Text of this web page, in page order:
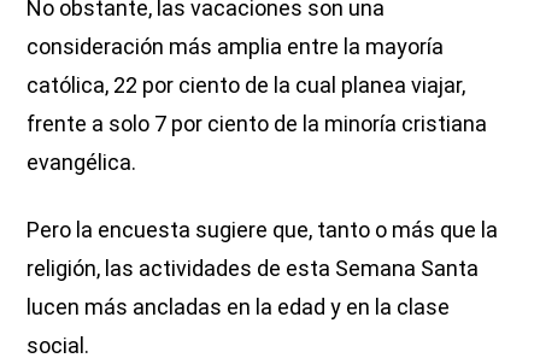
No obstante, las vacaciones son una
consideración más amplia entre la mayoría
católica, 22 por ciento de la cual planea viajar,
frente a solo 7 por ciento de la minoría cristiana
evangélica.
Pero la encuesta sugiere que, tanto o más que la
religión, las actividades de esta Semana Santa
lucen más ancladas en la edad y en la clase
social.